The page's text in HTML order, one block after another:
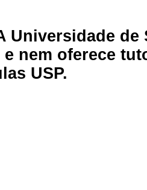
Universidade
nem oferece
USP.